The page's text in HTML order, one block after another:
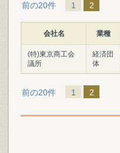
前の20件 1 2
会社名 業種
(特)東京商工会
議所
経済団
体
前の20件 1 2